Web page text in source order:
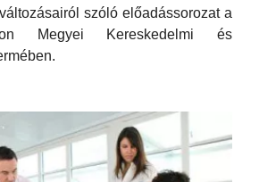
szóló előadássorozat a
Megyei Kereskedelmi és